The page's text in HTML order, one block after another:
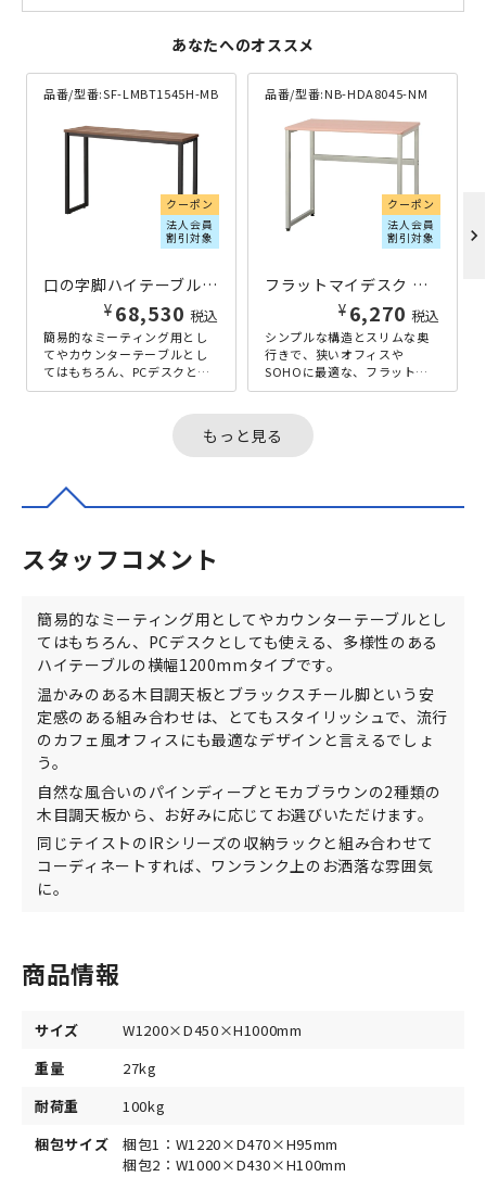
あなたへのオススメ
品番/型番:SF-LMBT1545H-MB
クーポン
法人会員
割引対象
口の字脚ハイテーブル W1500×D450×H1000 ダークブラウン
¥ 68,530 税込
簡易的なミーティング用とし
てやカウンターテーブルとし
てはもちろん、PCデスクとし
ても使える、多様性のあるハ
品番/型番:NB-HDA8045-NM
クーポン
法人会員
割引対象
フラットマイデスク W800×D450×H700 ナチュラル
¥ 6,270 税込
シンプルな構造とスリムな奥
行きで、狭いオフィスや
SOHOに最適な、フラットデ
スクの横幅800mmタイプ。横
chevron_right
もっと見る
スタッフコメント
簡易的なミーティング用としてやカウンターテーブルとし
てはもちろん、PCデスクとしても使える、多様性のある
ハイテーブルの横幅1200mmタイプです。
温かみのある木目調天板とブラックスチール脚という安
定感のある組み合わせは、とてもスタイリッシュで、流行
のカフェ風オフィスにも最適なデザインと言えるでしょ
う。
自然な風合いのパインディープとモカブラウンの2種類の
木目調天板から、お好みに応じてお選びいただけます。
同じテイストのIRシリーズの収納ラックと組み合わせて
コーディネートすれば、ワンランク上のお洒落な雰囲気
に。
商品情報
サイズ
W1200×D450×H1000mm
重量
27kg
耐荷重
100kg
梱包サイズ
梱包1：W1220×D470×H95mm
梱包2：W1000×D430×H100mm